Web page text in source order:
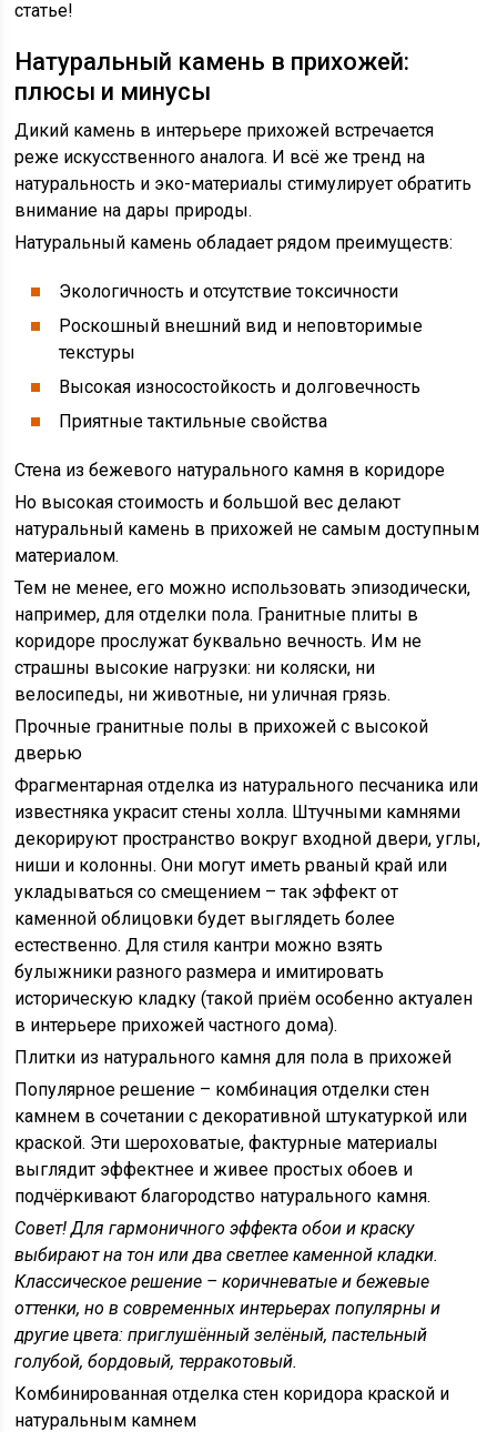
статье!
Натуральный камень в прихожей:
плюсы и минусы
Дикий камень в интерьере прихожей встречается
реже искусственного аналога. И всё же тренд на
натуральность и эко-материалы стимулирует обратить
внимание на дары природы.
Натуральный камень обладает рядом преимуществ:
Экологичность и отсутствие токсичности
Роскошный внешний вид и неповторимые
текстуры
Высокая износостойкость и долговечность
Приятные тактильные свойства
Стена из бежевого натурального камня в коридоре
Но высокая стоимость и большой вес делают
натуральный камень в прихожей не самым доступным
материалом.
Тем не менее, его можно использовать эпизодически,
например, для отделки пола. Гранитные плиты в
коридоре прослужат буквально вечность. Им не
страшны высокие нагрузки: ни коляски, ни
велосипеды, ни животные, ни уличная грязь.
Прочные гранитные полы в прихожей с высокой
дверью
Фрагментарная отделка из натурального песчаника или
известняка украсит стены холла. Штучными камнями
декорируют пространство вокруг входной двери, углы,
ниши и колонны. Они могут иметь рваный край или
укладываться со смещением – так эффект от
каменной облицовки будет выглядеть более
естественно. Для стиля кантри можно взять
булыжники разного размера и имитировать
историческую кладку (такой приём особенно актуален
в интерьере прихожей частного дома).
Плитки из натурального камня для пола в прихожей
Популярное решение – комбинация отделки стен
камнем в сочетании с декоративной штукатуркой или
краской. Эти шероховатые, фактурные материалы
выглядит эффектнее и живее простых обоев и
подчёркивают благородство натурального камня.
Совет! Для гармоничного эффекта обои и краску
выбирают на тон или два светлее каменной кладки.
Классическое решение – коричневатые и бежевые
оттенки, но в современных интерьерах популярны и
другие цвета: приглушённый зелёный, пастельный
голубой, бордовый, терракотовый.
Комбинированная отделка стен коридора краской и
натуральным камнем